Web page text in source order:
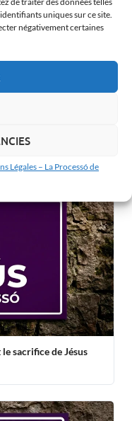
uniques sur ce site.
négativement certaines
Légales – La Processó de
sacrifice de Jésus